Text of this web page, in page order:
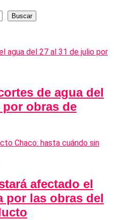
Buscar
de agua del
obras de
afectado el
por las obras del